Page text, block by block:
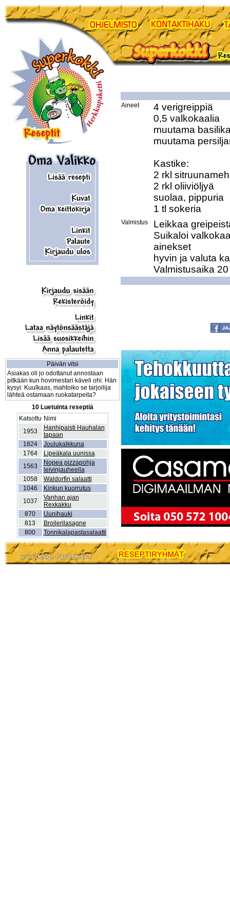
Päivän vitsi
Asiakas oli jo odottanut annostaan
pitkään kun hovimestari käveli ohi. Hän
kysyi: Kuulkaas, mahtoiko se tarjoilija
lähteä ostamaan ruokatarpeita?
10 Luetuinta reseptiä
Katsottu Nimi
1953
Hanhipaisti Hauhalan
tapaan
1824
Joulukalkkuna
1764
Lipeäkala uunissa
1563
Nopea pizzapohja
leivinjauheella
1058
Waldorfin salaatti
1046
Kinkun kuorrutus
1037
Vanhan ajan
Rexkakku
870
Uunihauki
813
Broilerilasagne
800
Tonnikalapastasalaatti
Aineet
4 verigreippiä
0,5 valkokaalia
muutama
muutama
Kastike:
2 rkl
2 rkl oliiviöljyä
suolaa, pippuria
Valmistus
Leikkaa
Suikaloi
ainekset
hyvin ja valuta
Valmistusaika